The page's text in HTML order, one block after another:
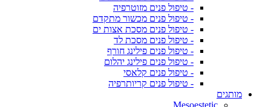
- טיפול פנים מזוטרפיה
- טיפול פנים מכשור מתקדם
- טיפול פנים מסכת אצות ים
- טיפול פנים מסכת לד
- טיפול פנים פילינג חורף
- טיפול פנים פילינג יהלום
- טיפול פנים קלאסי
- טיפול פנים קריותרפיה
מותגים
Mesoestetic